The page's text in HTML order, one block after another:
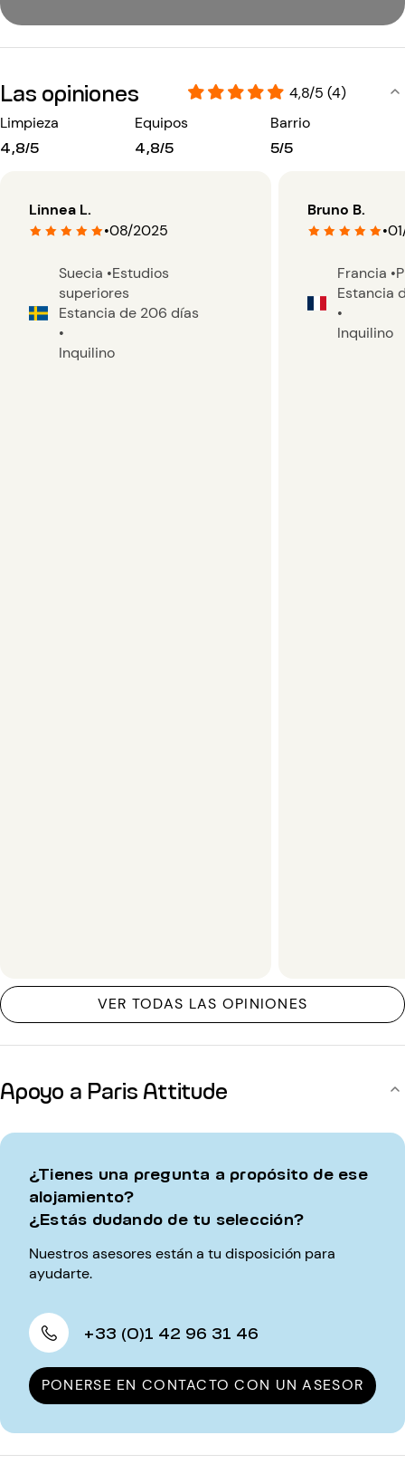
Las opiniones
4,8/5 (4)
Limpieza
4,8/5
Equipos
4,8/5
Barrio
5/5
Linnea L.
•08/2025
Suecia •Estudios
superiores
Estancia de 206 días
•
Inquilino
Bruno B.
•
Francia •
Estancia
•
Inquilino
VER TODAS LAS OPINIONES
Apoyo a Paris Attitude
¿Tienes una pregunta a propósito de ese
alojamiento?
¿Estás dudando de tu selección?
Nuestros asesores están a tu disposición para
ayudarte.
+33 (0)1 42 96 31 46
PONERSE EN CONTACTO CON UN ASESOR